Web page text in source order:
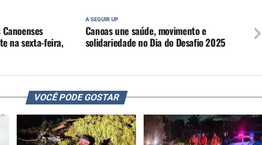
A SEGUIR UP
Canoas une saúde, movimento e
solidariedade no Dia do Desafio 2025
na sexta-feira,
VOCÊ PODE GOSTAR